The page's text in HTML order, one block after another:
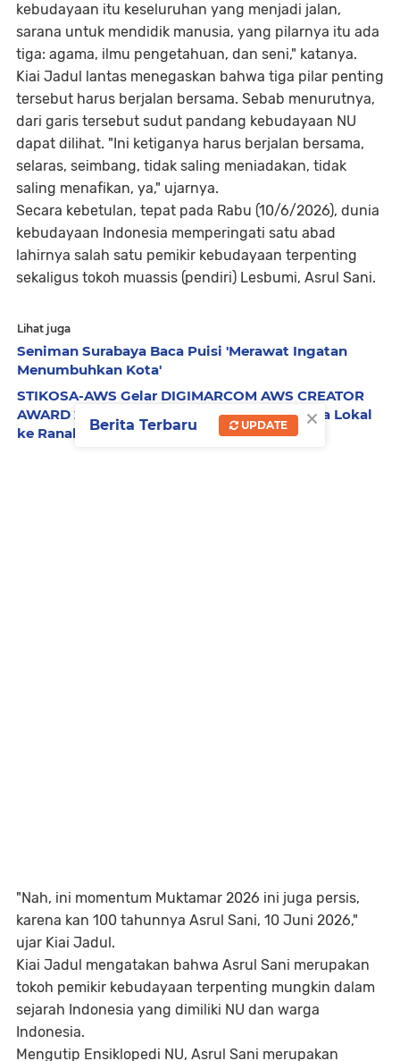
kebudayaan itu keseluruhan yang menjadi jalan,
sarana untuk mendidik manusia, yang pilarnya itu ada
tiga: agama, ilmu pengetahuan, dan seni," katanya.
Kiai Jadul lantas menegaskan bahwa tiga pilar penting
tersebut harus berjalan bersama. Sebab menurutnya,
dari garis tersebut sudut pandang kebudayaan NU
dapat dilihat. ​"Ini ketiganya harus berjalan bersama,
selaras, seimbang, tidak saling meniadakan, tidak
saling menafikan, ya," ujarnya.
Secara kebetulan, tepat pada Rabu (10/6/2026), dunia
kebudayaan Indonesia memperingati satu abad
lahirnya salah satu pemikir kebudayaan terpenting
sekaligus tokoh muassis (pendiri) Lesbumi, Asrul Sani.
Lihat juga
Seniman Surabaya Baca Puisi 'Merawat Ingatan
Menumbuhkan Kota'
STIKOSA-AWS Gelar DIGIMARCOM AWS CREATOR
AWARD 2026, Dorong Pelajar Angkat Budaya Lokal
ke Ranah Digital
​"Nah, ini momentum Muktamar 2026 ini juga persis,
karena kan 100 tahunnya Asrul Sani, 10 Juni 2026,"
ujar Kiai Jadul.
Kiai Jadul mengatakan bahwa Asrul Sani merupakan
tokoh pemikir kebudayaan terpenting mungkin dalam
sejarah Indonesia yang dimiliki NU dan warga
Indonesia.
Mengutip Ensiklopedi NU, Asrul Sani merupakan
×
Berita Terbaru UPDATE